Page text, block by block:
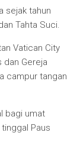
sejak tahun
Tahta Suci.
Vatican City
dan Gereja
campur tangan
bagi umat
Paus